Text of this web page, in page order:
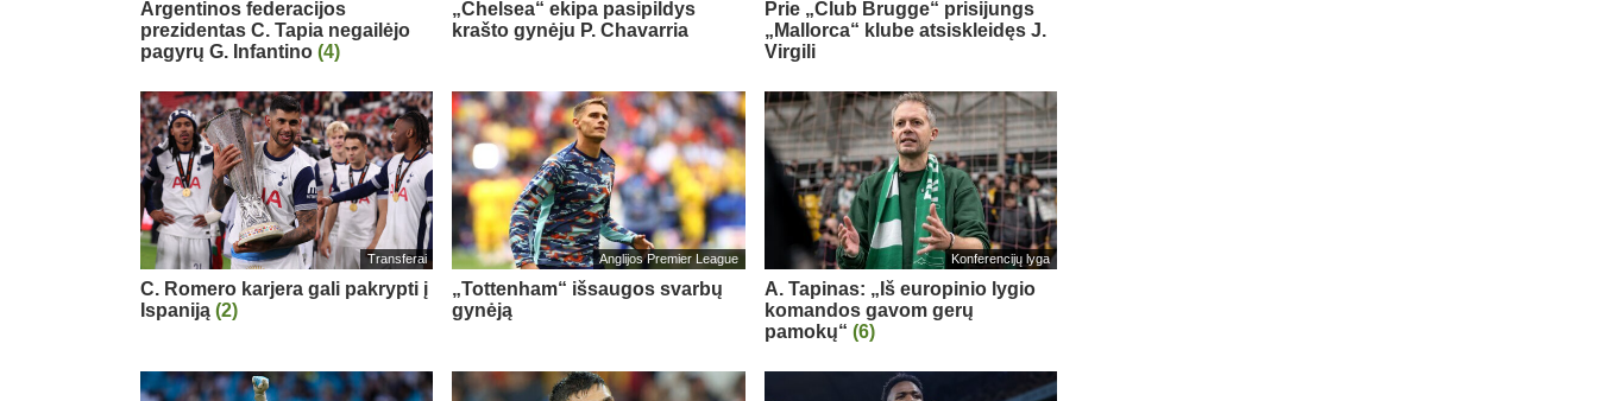
Argentinos federacijos
prezidentas C. Tapia negailėjo
pagyrų G. Infantino (4)
„Chelsea“ ekipa pasipildys
krašto gynėju P. Chavarria
Prie „Club Brugge“ prisijungs
„Mallorca“ klube atsiskleidęs J.
Virgili
Transferai
C. Romero karjera gali pakrypti į
Ispaniją (2)
Anglijos Premier League
„Tottenham“ išsaugos svarbų
gynėją
Konferencijų lyga
A. Tapinas: „Iš europinio lygio
komandos gavom gerų
pamokų“ (6)